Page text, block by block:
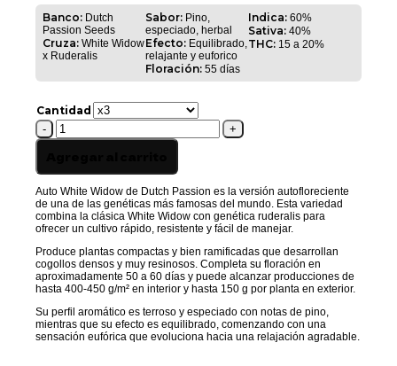
$
Banco:Dutch
Passion Seeds
Cruza:White Widow
x Ruderalis
Sabor: Pino,
especiado, herbal
Efecto: Equilibrado,
relajante y euforico
Floración: 55 días
Indica: 60%
Sativa: 40%
THC: 15 a 20%
Cantidad
AUTO
WHITE
Auto White Widow de Dutch Passion es la versión autofloreciente
de una de las genéticas más famosas del mundo. Esta variedad
combina la clásica White Widow con genética ruderalis para
ofrecer un cultivo rápido, resistente y fácil de manejar.
Produce plantas compactas y bien ramificadas que desarrollan
cogollos densos y muy resinosos. Completa su floración en
aproximadamente 50 a 60 días y puede alcanzar producciones de
hasta 400-450 g/m² en interior y hasta 150 g por planta en exterior.
Su perfil aromático es terroso y especiado con notas de pino,
mientras que su efecto es equilibrado, comenzando con una
sensación eufórica que evoluciona hacia una relajación agradable.